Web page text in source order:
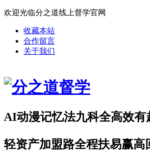
欢迎光临分之道线上督学官网
收藏本站
合作留言
关于我们
AI动漫记忆法九科全高效有
轻资产加盟路全程扶易赢高